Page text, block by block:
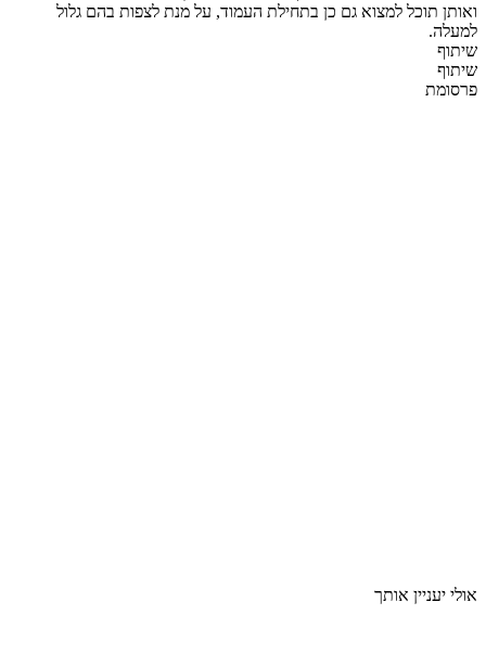
ואותן תוכל למצוא גם כן בתחילת העמוד, על מנת לצפות בהם גלול
למעלה.
שיתוף
שיתוף
פרסומת
אולי יעניין אותך